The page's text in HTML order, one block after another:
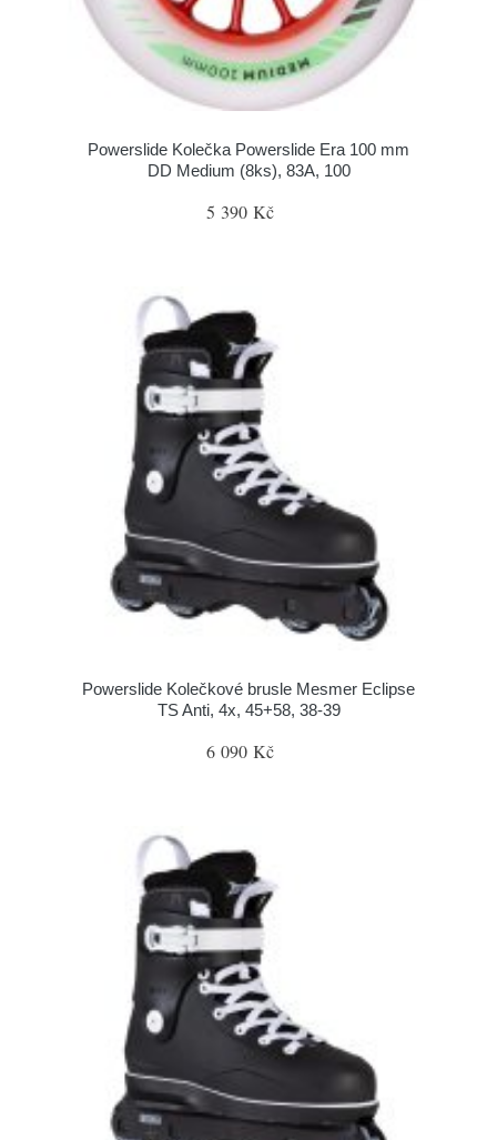
Powerslide Kolečka Powerslide Era 100 mm
DD Medium (8ks), 83A, 100
5 390 Kč
Powerslide Kolečkové brusle Mesmer Eclipse
TS Anti, 4x, 45+58, 38-39
6 090 Kč